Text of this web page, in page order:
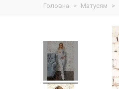
Головна > Матусям >